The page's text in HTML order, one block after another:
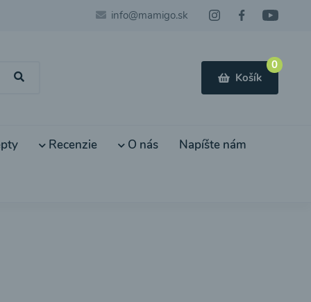
info@mamigo.sk
0
Košík
Recenzie O nás Napíšte nám